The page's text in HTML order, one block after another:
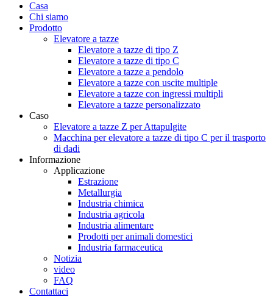
Casa
Chi siamo
Prodotto
Elevatore a tazze
Elevatore a tazze di tipo Z
Elevatore a tazze di tipo C
Elevatore a tazze a pendolo
Elevatore a tazze con uscite multiple
Elevatore a tazze con ingressi multipli
Elevatore a tazze personalizzato
Caso
Elevatore a tazze Z per Attapulgite
Macchina per elevatore a tazze di tipo C per il trasporto
di dadi
Informazione
Applicazione
Estrazione
Metallurgia
Industria chimica
Industria agricola
Industria alimentare
Prodotti per animali domestici
Industria farmaceutica
Notizia
video
FAQ
Contattaci